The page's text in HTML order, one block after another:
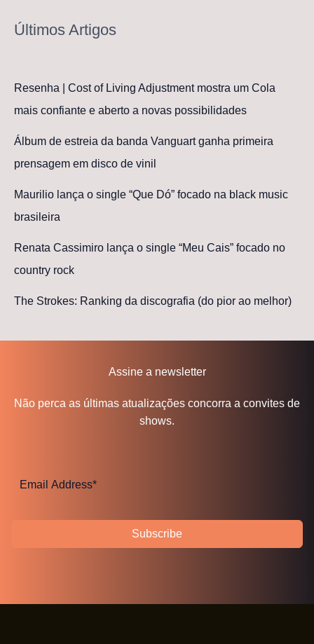
Últimos Artigos
Resenha | Cost of Living Adjustment mostra um Cola
mais confiante e aberto a novas possibilidades
Álbum de estreia da banda Vanguart ganha primeira
prensagem em disco de vinil
Maurilio lança o single “Que Dó” focado na black music
brasileira
Renata Cassimiro lança o single “Meu Cais” focado no
country rock
The Strokes: Ranking da discografia (do pior ao melhor)
Assine a newsletter
Não perca as últimas atualizações concorra a convites de
shows.
Subscribe